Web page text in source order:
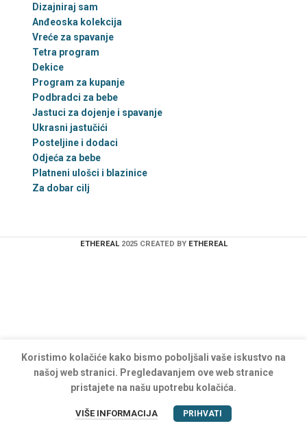
Dizajniraj sam
Anđeoska kolekcija
Vreće za spavanje
Tetra program
Dekice
Program za kupanje
Podbradci za bebe
Jastuci za dojenje i spavanje
Ukrasni jastučići
Posteljine i dodaci
Odjeća za bebe
Platneni ulošci i blazinice
Za dobar cilj
ETHEREAL 2025 CREATED BY ETHEREAL
Koristimo kolačiće kako bismo poboljšali vaše iskustvo na
našoj web stranici. Pregledavanjem ove web stranice
pristajete na našu upotrebu kolačića.
VIŠE INFORMACIJA PRIHVATI